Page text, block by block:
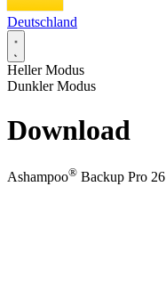
Deutschland
Heller Modus
Dunkler Modus
Download
Ashampoo® Backup Pro 26